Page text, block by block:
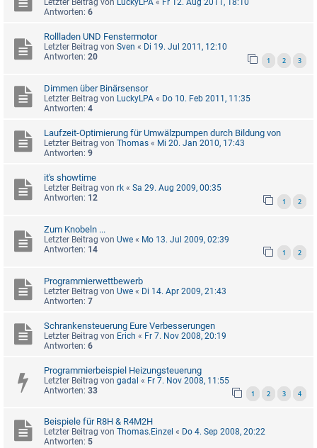
Letzter Beitrag von LuckyLPA « Fr 12. Aug 2011, 18:10
Antworten: 6
Rollladen UND Fenstermotor
Letzter Beitrag von Sven « Di 19. Jul 2011, 12:10
Antworten: 20 1 2 3
Dimmen über Binärsensor
Letzter Beitrag von LuckyLPA « Do 10. Feb 2011, 11:35
Antworten: 4
Laufzeit-Optimierung für Umwälzpumpen durch Bildung von
Letzter Beitrag von Thomas « Mi 20. Jan 2010, 17:43
Antworten: 9
it's showtime
Letzter Beitrag von rk « Sa 29. Aug 2009, 00:35
Antworten: 12 1 2
Zum Knobeln ...
Letzter Beitrag von Uwe « Mo 13. Jul 2009, 02:39
Antworten: 14 1 2
Programmierwettbewerb
Letzter Beitrag von Uwe « Di 14. Apr 2009, 21:43
Antworten: 7
Schrankensteuerung Eure Verbesserungen
Letzter Beitrag von Erich « Fr 7. Nov 2008, 20:19
Antworten: 6
Programmierbeispiel Heizungsteuerung
Letzter Beitrag von gadal « Fr 7. Nov 2008, 11:55
Antworten: 33 1 2 3 4
Beispiele für R8H & R4M2H
Letzter Beitrag von Thomas.Einzel « Do 4. Sep 2008, 20:22
Antworten: 5